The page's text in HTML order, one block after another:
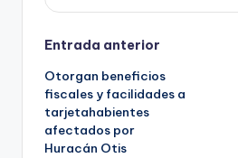
Navegación
de
entradas
Entrada anterior
Otorgan beneficios
fiscales y facilidades a
tarjetahabientes
afectados por
Huracán Otis